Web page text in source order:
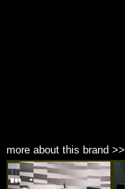
more about this brand >>